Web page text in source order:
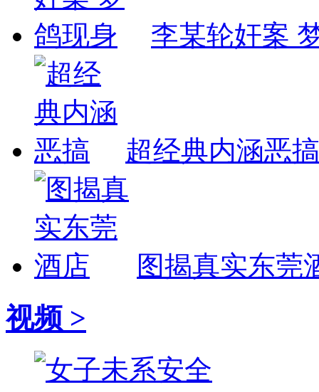
李某轮奸案
超经典内涵恶搞
图揭真实东莞
视频 >